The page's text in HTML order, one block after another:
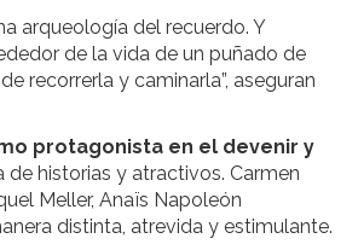
arqueología del recuerdo. Y
de la vida de un puñado de
recorrerla y caminarla”, aseguran
protagonista en el devenir y
de historias y atractivos. Carmen
Meller, Anaïs Napoleón
distinta, atrevida y estimulante.